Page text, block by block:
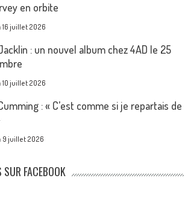
en orbite
16 juillet 2026
: un nouvel album chez 4AD le 25
10 juillet 2026
: « C’est comme si je repartais de
9 juillet 2026
FACEBOOK